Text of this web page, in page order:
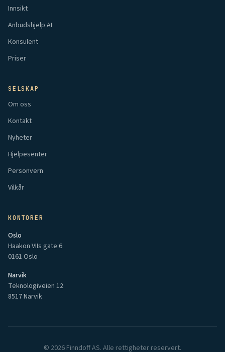
Innsikt
Anbudshjelp AI
Konsulent
Priser
SELSKAP
Om oss
Kontakt
Nyheter
Hjelpesenter
Personvern
Vilkår
KONTORER
Oslo
Haakon VIIs gate 6
0161 Oslo
Narvik
Teknologiveien 12
8517 Narvik
© 2026 Finndoff AS. Alle rettigheter reservert.